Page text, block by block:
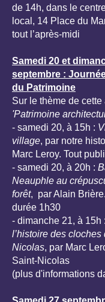
de 14h, dans le
local, 14 Place du
tout l’après-midi
Samedi 20 et
septembre :
du Patrimoine
Sur le thème de cette
'Patrimoine
- samedi 20, à 15h :
village, par notre
Marc Leroy. Tout
- samedi 20, à 20h :
Neauphle au
forêt, par Alain
durée 1h30
- dimanche 21, à 15h :
l’histoire des cloches
Nicolas, par Marc
Saint-Nicolas
(plus d'informations